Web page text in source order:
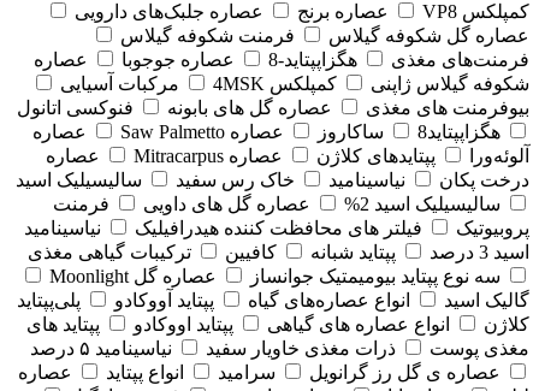
کمپلکس VP8
عصاره برنج
عصاره جلبک‌های دارویی
عصاره گل شکوفه گیلاس
فرمنت شکوفه گیلاس
فرمنت‌های مغذی
هگزاپپتاید-8 عصاره جوجوبا
عصاره
شکوفه گیلاس ژاپنی
کمپلکس 4MSK
مرکبات آسیایی
بیوفرمنت های مغذی
عصاره گل های بابونه
فنوکسی اتانول
هگزاپپتاید8
ساکاروز عصاره Saw Palmetto
عصاره
آلوئه‌ورا
پپتایدهای کلاژن عصاره Mitracarpus
عصاره
درخت پکان
نیاسینامید خاک رس سفید
سالیسیلیک اسید
سالیسیلیک اسید 2%
عصاره گل های داویی
فرمنت
پروبیوتیک
فیلتر های محافظت کننده هیدرافیلیک
نیاسینامید
اسید 3 درصد
پپتاید شبانه کافیین
ترکیبات گیاهی مغذی
سه نوع پپتاید بیومیمتیک جوانساز
عصاره گل Moonlight
گالیک اسید
انواع عصاره‌های گیاه پپتاید آووکادو
پلی‌پپتاید
کلاژن
انواع عصاره های گیاهی پپتاید اووکادو
پپتاید های
مغذی پوست
ذرات مغذی خاویار سفید
نیاسینامید ۵ درصد
عصاره ی گل رز گرانویل
سرامید انواع پپتاید
عصاره